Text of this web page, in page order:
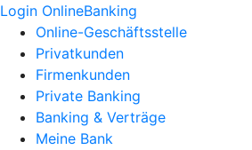
Login OnlineBanking
Online-Geschäftsstelle
Privatkunden
Firmenkunden
Private Banking
Banking & Verträge
Meine Bank